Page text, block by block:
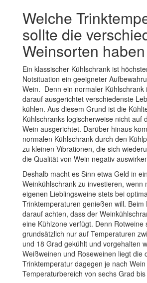
Welche
sollte die
Weinsorten haben
Ein klassischer Kühlschrank ist
Notsituation ein geeigneter
Wein. Denn ein normaler Kühlschrank
darauf ausgerichtet verschiedenste
kühlen. Aus diesem Grund ist die
Kühlschranks logischerweise nicht auf
Wein ausgerichtet. Darüber hinaus
normalen Kühlschrank durch den
zu kleinen Vibrationen, die sich
die Qualität von Wein negativ
Deshalb macht es Sinn etwa Geld in
Weinkühlschrank zu investieren, wenn
eigenen Lieblingsweine stets bei
Trinktemperaturen genießen will. Beim
darauf achten, dass der
eine Kühlzone verfügt. Denn Rotweine
grundsätzlich nur auf Temperaturen
und 18 Grad gekühlt und vorgehalten
Weißweinen und Roseweinen liegt die
Trinktemperatur dagegen je nach
Temperaturbereich von sechs Grad